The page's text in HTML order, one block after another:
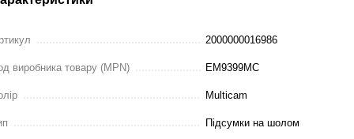
2000000016986
виробника товару (MPN) EM9399MC
Multicam
Підсумки на шолом